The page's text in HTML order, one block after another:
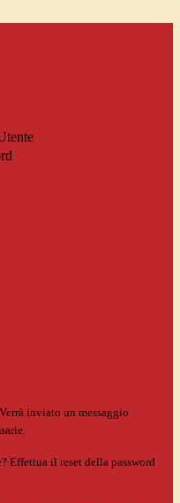
Verrà inviato un messaggio
Effettua il reset della password